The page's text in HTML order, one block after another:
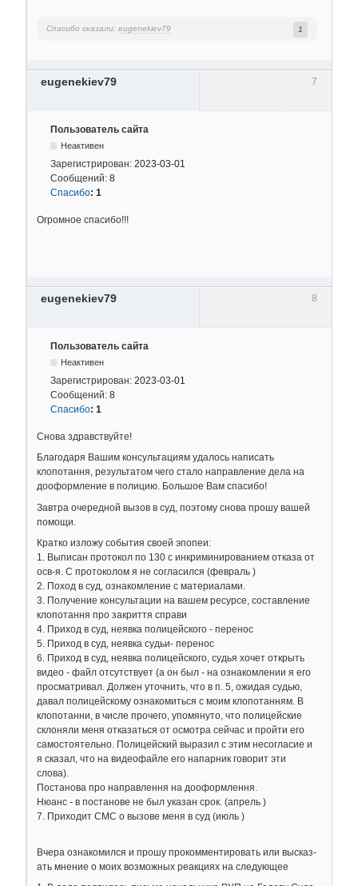
Спасибо сказали: eugenekiev79 1
7
eugenekiev79
Пользователь сайта
Неактивен
Зарегистрирован: 2023-03-01
Сообщений: 8
Спасибо: 1
Огромное спасибо!!!
8
eugenekiev79
Пользователь сайта
Неактивен
Зарегистрирован: 2023-03-01
Сообщений: 8
Спасибо: 1
Снова здравствуйте!
Благодаря Вашим консультациям удалось написать
клопотання, результатом чего стало направление дела на
дооформление в полицию. Большое Вам спасибо!
Завтра очередной вызов в суд, поэтому снова прошу вашей
помощи.
Кратко изложу события своей эпопеи:
1. Выписан протокол по 130 с инкриминированием отказа от
осв-я. С протоколом я не согласился (февраль )
2. Поход в суд, ознакомление с материалами.
3. Получение консультации на вашем ресурсе, составление
клопотання про закриття справи
4. Приход в суд, неявка полицейского - перенос
5. Приход в суд, неявка судьи- перенос
6. Приход в суд, неявка полицейского, судья хочет открыть
видео - файл отсутствует (а он был - на ознакомлении я его
просматривал. Должен уточнить, что в п. 5, ожидая судью,
давал полицейскому ознакомиться с моим клопотанням. В
клопотанни, в числе прочего, упомянуто, что полицейские
склоняли меня отказаться от осмотра сейчас и пройти его
самостоятельно. Полицейский выразил с этим несогласие и
я сказал, что на видеофайле его напарник говорит эти
слова).
Постанова про направлення на дооформлення.
Нюанс - в постанове не был указан срок. (апрель )
7. Приходит СМС о вызове меня в суд (июль )
Вчера ознакомился и прошу прокомментировать или высказ-
ать мнение о моих возможных реакциях на следующее